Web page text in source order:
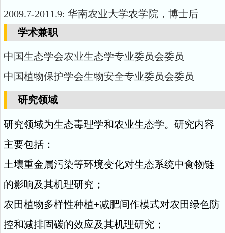
2009.7-2011.9: 华南农业大学农学院，博士后
学术兼职
中国生态学会农业生态学专业委员会委员
中国植物保护学会生物安全专业委员会委员
研究领域
研究领域为生态毒理学和农业生态学。研究内容
主要包括：
土壤重金属污染等环境变化对生态系统中食物链
的影响及其机理研究；
农田植物多样性种植+减肥间作模式对农田绿色防
控和减排固碳的效应及其机理研究；